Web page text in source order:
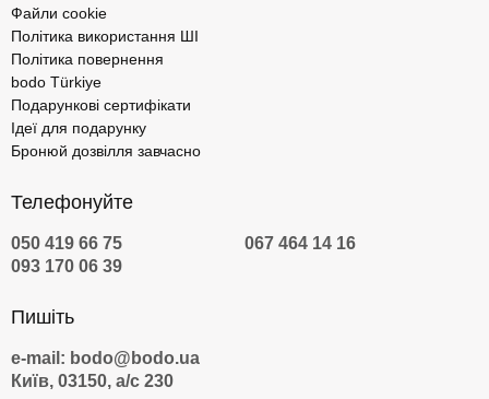
Файли cookie
Політика використання ШІ
Політика повернення
bodo Türkiye
Подарункові сертифікати
Ідеї для подарунку
Бронюй дозвілля завчасно
Телефонуйте
050 419 66 75
067 464 14 16
093 170 06 39
Пишіть
e-mail: bodo@bodo.ua
Київ, 03150, а/с 230